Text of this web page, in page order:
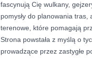
fascynują Cię wulkany,
pomysły do planowania tras,
terenowe, które pomagają
Strona powstała z myślą o
prowadzące przez zastygłe